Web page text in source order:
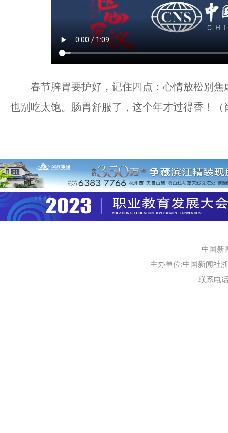
春节脾胃要护好，记住四点：心情放松别焦
也别吃太饱。肠胃舒服了，这个年才过得香！（
中国新
主办单位:中国新闻社
联系电